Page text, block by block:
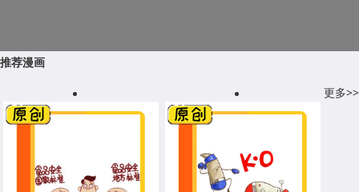
推荐漫画
更多>>